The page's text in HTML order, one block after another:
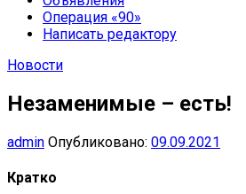
Операция «90»
Написать редактору
Новости
Незаменимые – есть!
admin Опубликовано: 09.09.2021
Кратко